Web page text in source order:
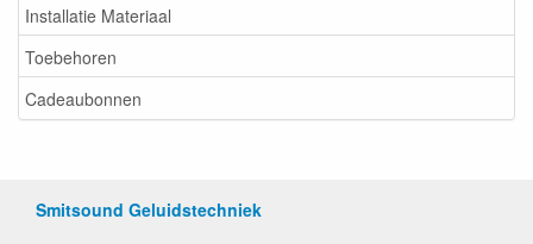
Installatie Materiaal
Toebehoren
Cadeaubonnen
Smitsound Geluidstechniek